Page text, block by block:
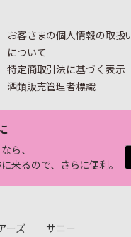
お客さまの個人情報の取扱
について
特定商取引法に基づく表示
酒類販売管理者標識
ら、
来るので、さらに便利。
ーズ
サニー